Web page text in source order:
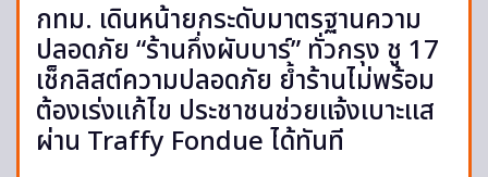
กทม. เดินหน้ายกระดับมาตรฐานความ
ปลอดภัย “ร้านกึ่งผับบาร์” ทั่วกรุง ชู 17
เช็กลิสต์ความปลอดภัย ย้ำร้านไม่พร้อม
ต้องเร่งแก้ไข ประชาชนช่วยแจ้งเบาะแส
ผ่าน Traffy Fondue ได้ทันที